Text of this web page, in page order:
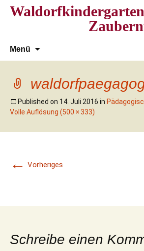
Menü
Published on 14. Juli 2016 in
Volle Auflösung (500 × 333)
← Vorheriges
Schreibe einen